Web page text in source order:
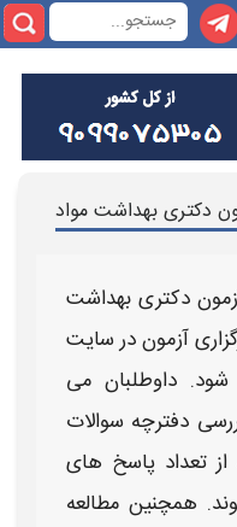
دکتری بهداشت مواد
دکتری بهداشت
آزموندر سایت
داوطلبان می‌
دفترچه سوالات
از تعداد پاسخ‌ های
همچنین مطالعه